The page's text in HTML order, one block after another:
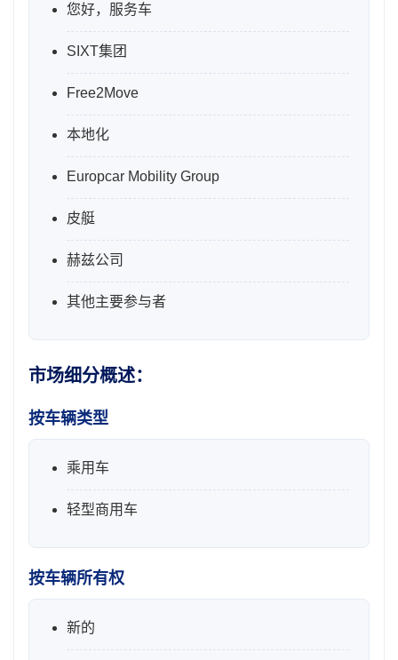
您好，服务车
SIXT集团
Free2Move
本地化
Europcar Mobility Group
皮艇
赫兹公司
其他主要参与者
市场细分概述：
按车辆类型
乘用车
轻型商用车
按车辆所有权
新的